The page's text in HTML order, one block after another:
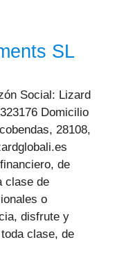
SL
Social: Lizard
Domicilio
28108,
de
clase de
o
disfrute y
clase, de